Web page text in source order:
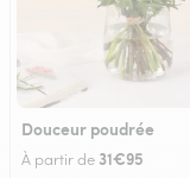
Douceur poudrée
À partir de 31€95